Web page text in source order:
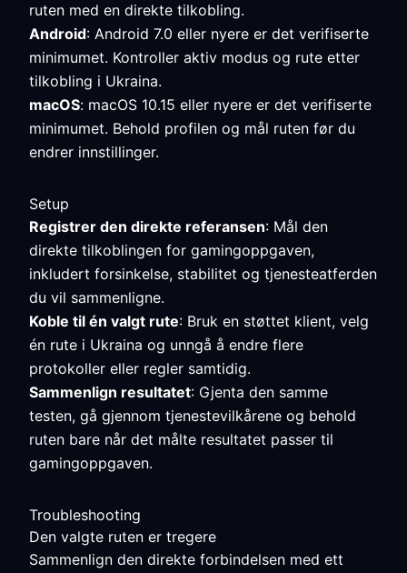
ruten med en direkte tilkobling.
Android: Android 7.0 eller nyere er det verifiserte
minimumet. Kontroller aktiv modus og rute etter
tilkobling i Ukraina.
macOS: macOS 10.15 eller nyere er det verifiserte
minimumet. Behold profilen og mål ruten før du
endrer innstillinger.
Setup
Registrer den direkte referansen: Mål den
direkte tilkoblingen for gamingoppgaven,
inkludert forsinkelse, stabilitet og tjenesteatferden
du vil sammenligne.
Koble til én valgt rute: Bruk en støttet klient, velg
én rute i Ukraina og unngå å endre flere
protokoller eller regler samtidig.
Sammenlign resultatet: Gjenta den samme
testen, gå gjennom tjenestevilkårene og behold
ruten bare når det målte resultatet passer til
gamingoppgaven.
Troubleshooting
Den valgte ruten er tregere
Sammenlign den direkte forbindelsen med ett